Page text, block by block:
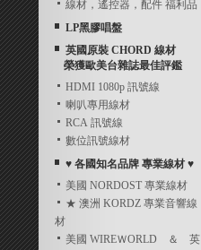
線材，遙控器，配件 福利品
LP黑膠唱盤
英國原裝 CHORD 線材
榮獲歐美台雜誌最佳評鑑
HDMI 1080p 訊號線
喇叭專用線材
RCA 訊號線
數位訊號線材
♥ 各國知名品牌 專業線材 ♥
美國 NORDOST 專業線材
★ 澳洲 KORDZ 專業音響線
材
美國 WIREＷORLD ＆ 英